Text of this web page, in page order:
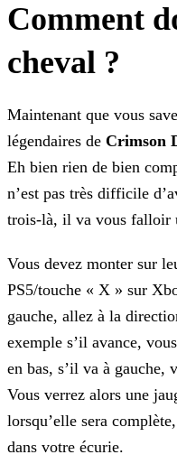
Comment
cheval ?
Maintenant que vous
légendaires de Crimson
Eh bien rien de bien
n’est pas très difficile
trois-là, il va vous falloir
Vous devez monter sur
PS5/touche « X » sur
gauche, allez à la
exemple s’il avance,
en bas, s’il va à gauche,
Vous verrez alors une
lorsqu’elle sera
dans votre écurie.